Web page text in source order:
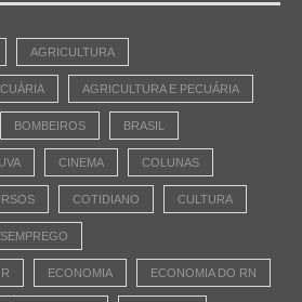
AGRICULTURA
AGRICULTURA E PECUÁRIA
BOMBEIROS BRASIL
CINEMA COLUNAS
COTIDIANO CULTURA
ECONOMIA ECONOMIA DO RN